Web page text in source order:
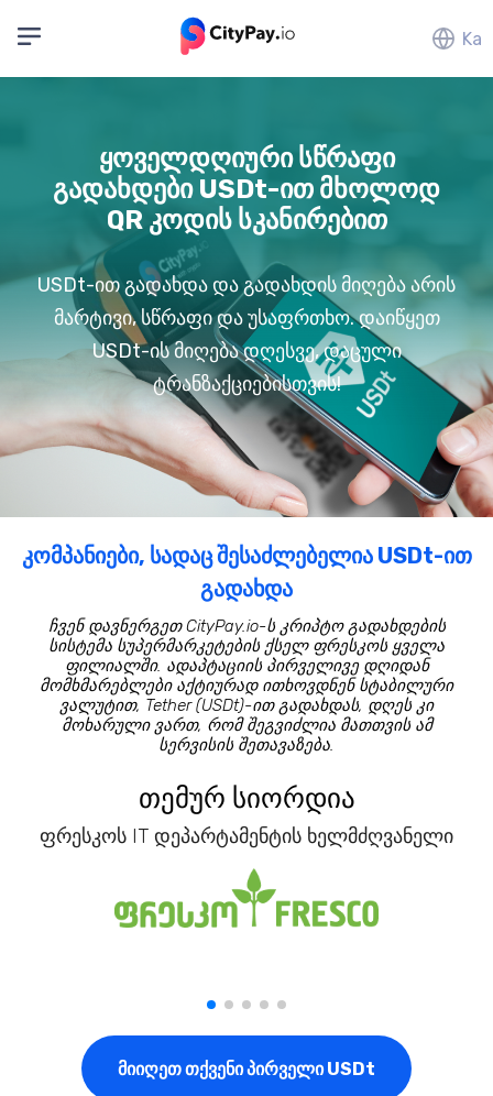
Ka
ყოველდღიური სწრაფი
გადახდები USDt-ით მხოლოდ
QR კოდის სკანირებით
USDt-ით გადახდა და გადახდის მიღება არის
მარტივი, სწრაფი და უსაფრთხო. დაიწყეთ
USDt-ის მიღება დღესვე, დაცული
ტრანზაქციებისთვის!
კომპანიები, სადაც შესაძლებელია USDt-ით
გადახდა
ჩვენ დავნერგეთ CityPay.io-ს კრიპტო გადახდების
სისტემა სუპერმარკეტების ქსელ ფრესკოს ყველა
ფილიალში. ადაპტაციის პირველივე დღიდან
მომხმარებლები აქტიურად ითხოვდნენ სტაბილური
ვალუტით, Tether (USDt)-ით გადახდას, დღეს კი
მოხარული ვართ, რომ შეგვიძლია მათთვის ამ
სერვისის შეთავაზება.
თემურ სიორდია
ფრესკოს IT დეპარტამენტის ხელმძღვანელი
მიიღეთ თქვენი პირველი USDt